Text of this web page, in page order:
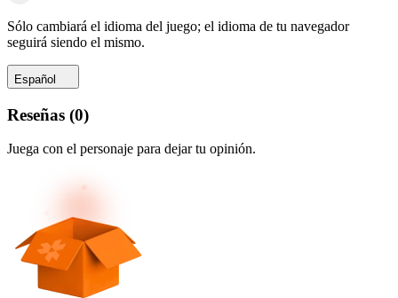
Sólo cambiará el idioma del juego; el idioma de tu navegador
seguirá siendo el mismo.
Español
Reseñas (0)
Juega con el personaje para dejar tu opinión.